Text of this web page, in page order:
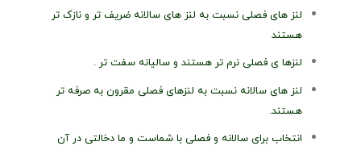
لنز های فصلی نسبت به لنز های سالانه ضریف تر و نازک تر
هستند
لنزها ی فصلی نرم تر هستند و سالیانه سفت تر .
لنز های سالانه نسبت به لنزهای فصلی مقرون به صرفه تر
هستند.
انتخاب برای سالانه و فصلی با شماست و ما دخالتی در آن